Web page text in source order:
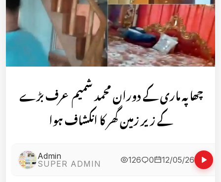
چھاپہ ماری کے دوران محمد شمیم عرف بڑے
کے زیر زمین گھر کا انکشاف ہوا
Admin
SUPER ADMIN
126 0 12/05/26